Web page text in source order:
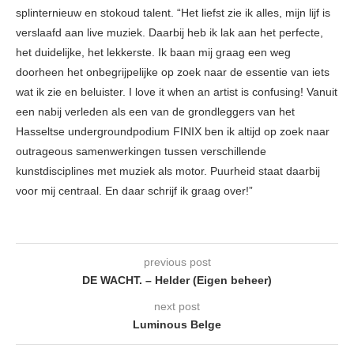
splinternieuw en stokoud talent. “Het liefst zie ik alles, mijn lijf is
verslaafd aan live muziek. Daarbij heb ik lak aan het perfecte,
het duidelijke, het lekkerste. Ik baan mij graag een weg
doorheen het onbegrijpelijke op zoek naar de essentie van iets
wat ik zie en beluister. I love it when an artist is confusing! Vanuit
een nabij verleden als een van de grondleggers van het
Hasseltse undergroundpodium FINIX ben ik altijd op zoek naar
outrageous samenwerkingen tussen verschillende
kunstdisciplines met muziek als motor. Puurheid staat daarbij
voor mij centraal. En daar schrijf ik graag over!”
previous post
DE WACHT. – Helder (Eigen beheer)
next post
Luminous Belge